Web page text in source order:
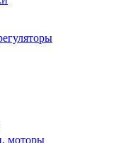
моторы